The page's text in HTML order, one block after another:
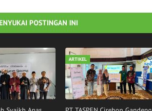
POSTINGAN INI
ARTIKEL